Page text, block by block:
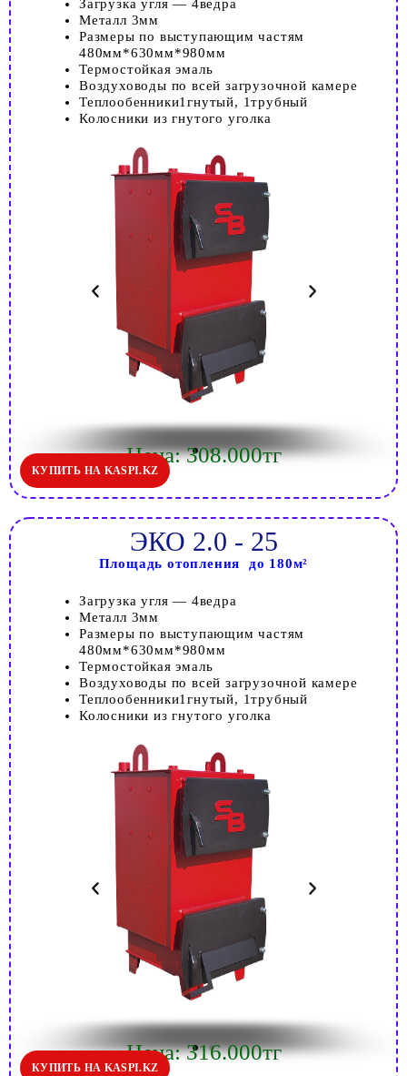
Загрузка угля — 4ведра
Металл 3мм
Размеры по выступающим частям
480мм*630мм*980мм
Термостойкая эмаль
Воздуховоды по всей загрузочной камере
Теплообенники1гнутый, 1трубный
Колосники из гнутого уголка
Цена: 308.000тг
КУПИТЬ НА KASPI.KZ
ЭКО 2.0 - 25
Площадь отопления до 180м²
Загрузка угля — 4ведра
Металл 3мм
Размеры по выступающим частям
480мм*630мм*980мм
Термостойкая эмаль
Воздуховоды по всей загрузочной камере
Теплообенники1гнутый, 1трубный
Колосники из гнутого уголка
Цена: 316.000тг
КУПИТЬ НА KASPI.KZ